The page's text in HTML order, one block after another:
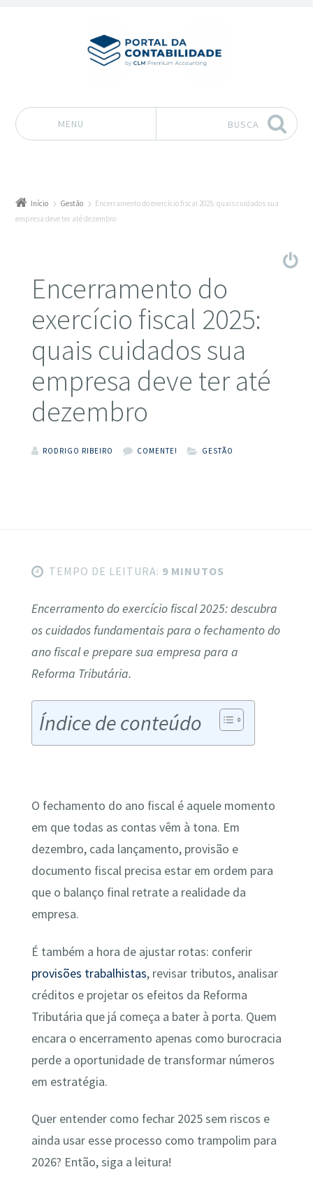
MENU BUSCA
Início Gestão
Encerramento do exercício fiscal 2025: quais cuidados sua
empresa deve ter até dezembro
Encerramento do
exercício fiscal 2025:
quais cuidados sua
empresa deve ter até
dezembro
RODRIGO RIBEIRO COMENTE! GESTÃO
TEMPO DE LEITURA: 9 MINUTOS
Encerramento do exercício fiscal 2025: descubra
os cuidados fundamentais para o fechamento do
ano fiscal e prepare sua empresa para a
Reforma Tributária.
Índice de conteúdo
O fechamento do ano fiscal é aquele momento
em que todas as contas vêm à tona. Em
dezembro, cada lançamento, provisão e
documento fiscal precisa estar em ordem para
que o balanço final retrate a realidade da
empresa.
É também a hora de ajustar rotas: conferir
provisões trabalhistas, revisar tributos, analisar
créditos e projetar os efeitos da Reforma
Tributária que já começa a bater à porta. Quem
encara o encerramento apenas como burocracia
perde a oportunidade de transformar números
em estratégia.
Quer entender como fechar 2025 sem riscos e
ainda usar esse processo como trampolim para
2026? Então, siga a leitura!